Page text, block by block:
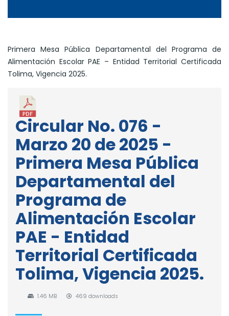
Primera Mesa Pública Departamental del Programa de
Alimentación Escolar PAE – Entidad Territorial Certificada
Tolima, Vigencia 2025.
Circular No. 076 -
Marzo 20 de 2025 -
Primera Mesa Pública
Departamental del
Programa de
Alimentación Escolar
PAE - Entidad
Territorial Certificada
Tolima, Vigencia 2025.
1.46 MB 469 downloads